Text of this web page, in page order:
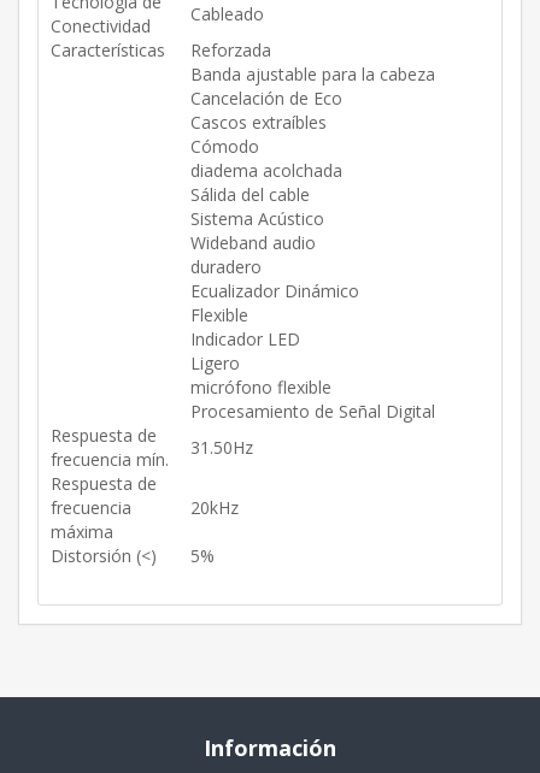
Conectividad
Cableado
Características
Reforzada
Banda ajustable para la cabeza
Cancelación de Eco
Cascos extraíbles
Cómodo
diadema acolchada
Sálida del cable
Sistema Acústico
Wideband audio
duradero
Ecualizador Dinámico
Flexible
Indicador LED
Ligero
micrófono flexible
Procesamiento de Señal Digital
Respuesta de
frecuencia mín.
31.50Hz
Respuesta de
frecuencia
máxima
20kHz
Distorsión (<) 5%
Información